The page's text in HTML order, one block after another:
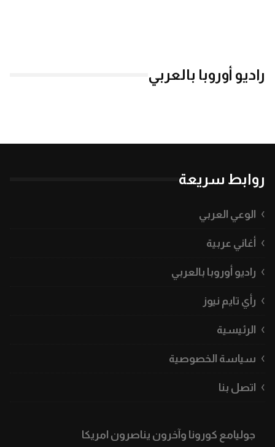
راديو أوروبا بالعربي
روابط سريعة
الوعي العربي
أغاني عربية
راديو أوروبا بالعربي
رأي تايم نيوز
الرئيسية
سياسة الخصوصية
اتصل بنا
جوليامع كورونا وآخرون يناصرون امريكا